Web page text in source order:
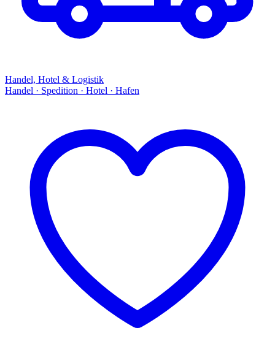
Handel, Hotel & Logistik
Handel · Spedition · Hotel · Hafen